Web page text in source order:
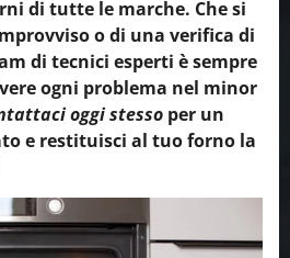
di tutte le marche. Che si
o di una verifica di
di tecnici esperti è sempre
ogni problema nel minor
oggi stesso per un
e restituisci al tuo forno la